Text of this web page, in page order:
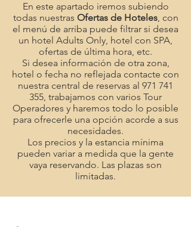
En este apartado iremos subiendo
todas nuestras Ofertas de Hoteles, con
el menú de arriba puede filtrar si desea
un hotel Adults Only, hotel con SPA,
ofertas de última hora, etc.
Si desea información de otra zona,
hotel o fecha no reflejada contacte con
nuestra central de reservas al 971 741
355, trabajamos con varios Tour
Operadores y haremos todo lo posible
para ofrecerle una opción acorde a sus
necesidades.
Los precios y la estancia mínima
pueden variar a medida que la gente
vaya reservando. Las plazas son
limitadas.